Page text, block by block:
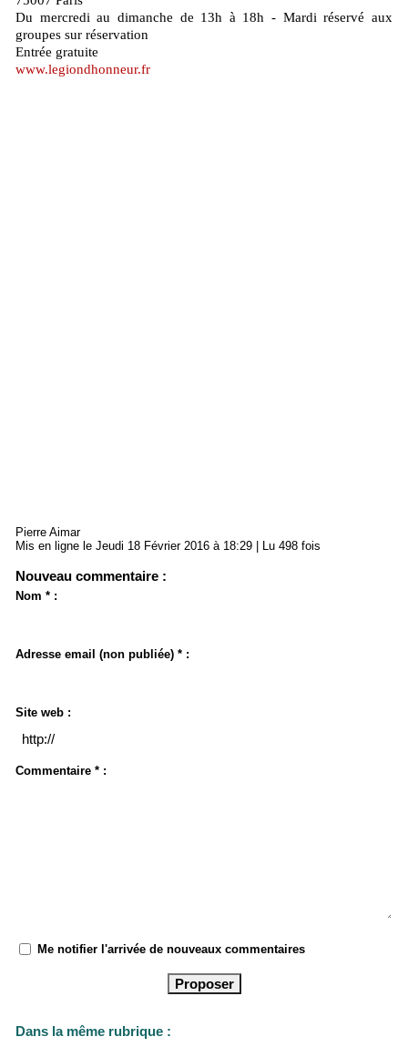
Du mercredi au dimanche de 13h à 18h - Mardi réservé aux
groupes sur réservation
Entrée gratuite
www.legiondhonneur.fr
Pierre Aimar
Mis en ligne le Jeudi 18 Février 2016 à 18:29 | Lu 498 fois
Nouveau commentaire :
Nom * :
Adresse email (non publiée) * :
Site web :
Commentaire * :
Me notifier l'arrivée de nouveaux commentaires
Dans la même rubrique :